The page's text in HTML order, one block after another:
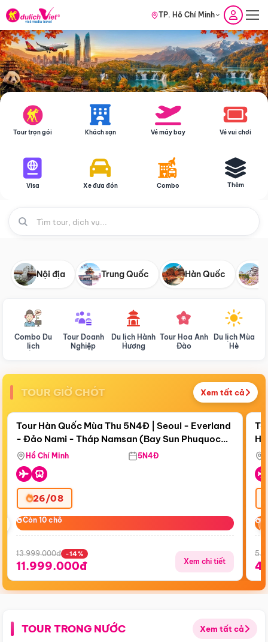
TP. Hồ Chí Minh
Tour trọn gói Khách sạn Vé máy bay Vé vui chơi
Visa Xe đưa đón Combo Thêm
Nội địa Trung Quốc Hàn Quốc
Combo Du
lịch
Tour Doanh
Nghiệp
Du lịch Hành
Hương
Tour Hoa Anh
Đào
Du lịch Mùa
Hè
TOUR GIỜ CHÓT Xem tất cả
Còn18 ngày 06:49:36
Bay Sun Phuquoc Airways
Điểm nổi bật
Tour Hàn Quốc Mùa Thu 5N4Đ | Seoul - Everland
- Đảo Nami - Tháp Namsan (Bay Sun Phuquoc
Airways)
Hồ Chí Minh 5N4Đ
26/08
Còn 10 chỗ
Còn 10 chỗ
13.999.000đ -14%
11.999.000đ Xem chi tiết
TOUR TRONG NƯỚC Xem tất cả
Điểm nổi bật